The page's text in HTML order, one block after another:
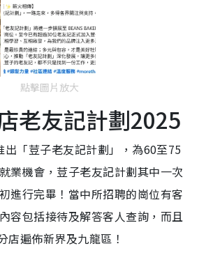
點擊圖片放大
老友記計劃2025
出「荳子老友記計劃」，為60至75
業機會，荳子老友記計劃其中一次
進行完畢！當中所招聘的崗位有客
容包括接待及解答客人查詢，而且
店遍佈新界及九龍區！